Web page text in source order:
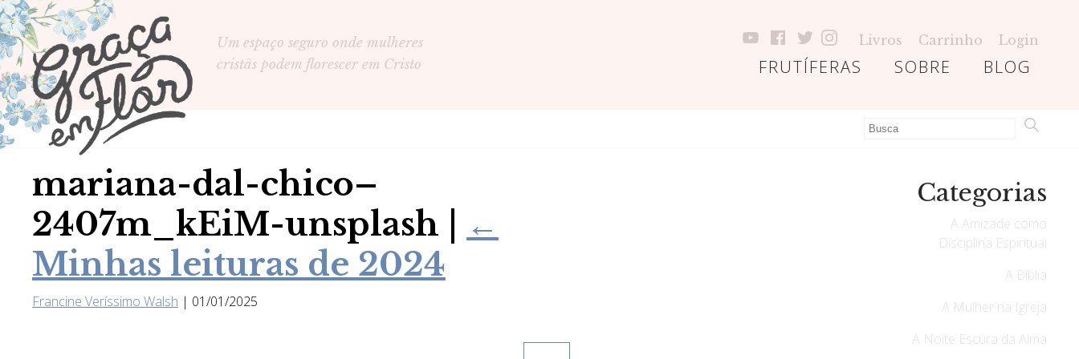
Um espaço seguro onde mulheres
cristãs podem florescer em Cristo
Livros Carrinho Login
BLOG
SOBRE
FRUTÍFERAS
mariana-dal-chico–
2407m_kEiM-unsplash
←
Minhas leituras de 2024
Francine Veríssimo Walsh | 01/01/2025
Categorias
A Amizade como
Disciplina Espiritual
A Bíblia
A Mulher na Igreja
A Noite Escura da Alma